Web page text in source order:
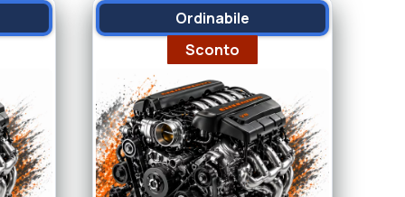
Ordinabile
Sconto